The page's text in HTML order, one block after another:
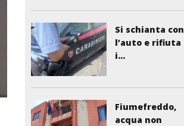
Si schianta con
l’auto e rifiuta
i...
Fiumefreddo,
acqua non